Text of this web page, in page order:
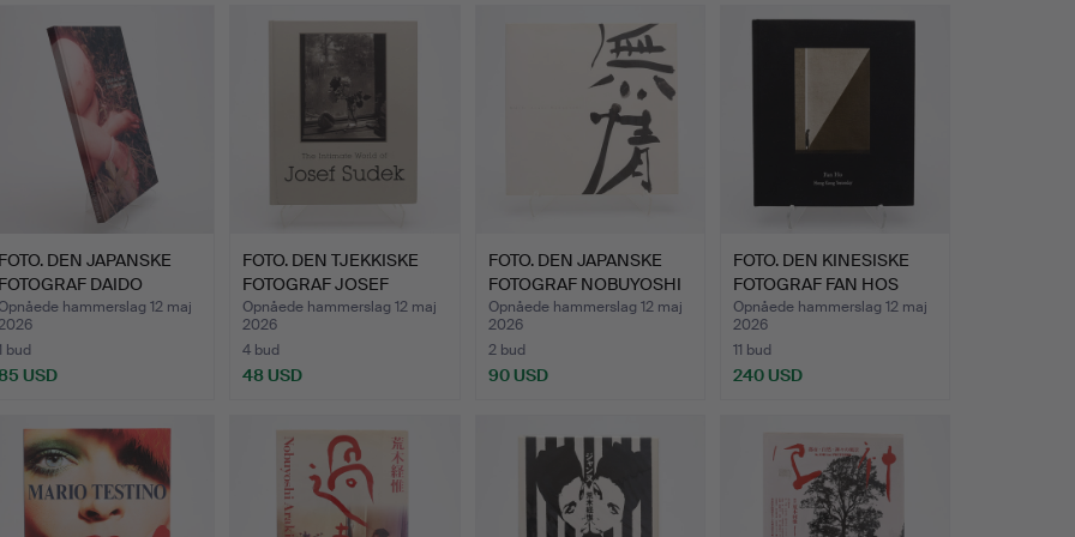
genstand
DEN JAPANSKE
DAIDO
hammerslag 12 maj
bud
USD
FOTO. DEN TJEKKISKE
FOTOGRAF JOSEF
SUDEKS …
Opnåede hammerslag 12 maj
2026
4 bud
48 USD
FOTO. DEN JAPANSKE
FOTOGRAF NOBUYOSHI
ARAK…
Opnåede hammerslag 12 maj
2026
2 bud
90 USD
FOTO. DEN KINESISKE
FOTOGRAF FAN HOS
"HONG…
Opnåede hammerslag 12 maj
2026
11 bud
240 USD